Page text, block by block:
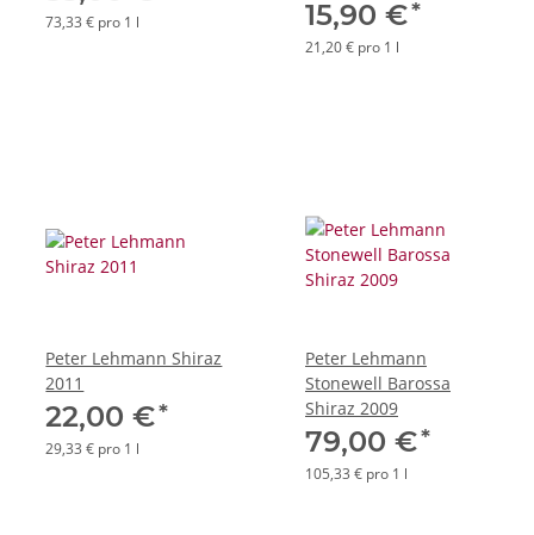
73,33 € pro 1 l 15,90 €*
21,20 € pro 1 l
Peter Lehmann Shiraz
2011
22,00 €*
29,33 € pro 1 l
Peter Lehmann
Stonewell Barossa
Shiraz 2009
79,00 €*
105,33 € pro 1 l